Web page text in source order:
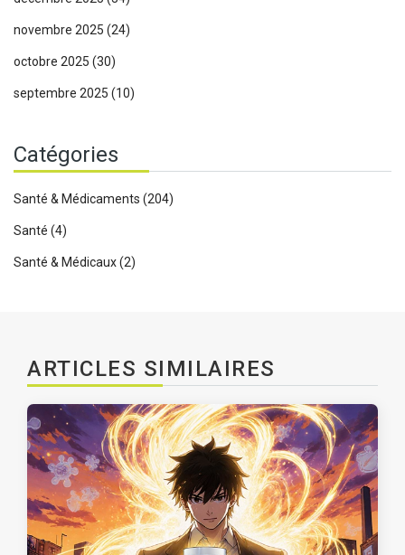
novembre 2025 (24)
octobre 2025 (30)
septembre 2025 (10)
Catégories
Santé & Médicaments (204)
Santé (4)
Santé & Médicaux(2)
ARTICLES SIMILAIRES